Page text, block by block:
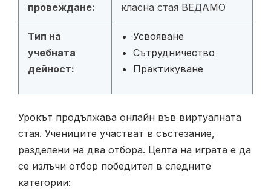
провеждане:
класна стая ВЕДАМО
Тип на
учебната
дейност:
Усвояване
Сътрудничество
Практикуване
Урокът продължава онлайн във виртуалната
стая. Учениците участват в състезание,
разделени на два отбора. Целта на играта е да
се излъчи отбор победител в следните
категории: